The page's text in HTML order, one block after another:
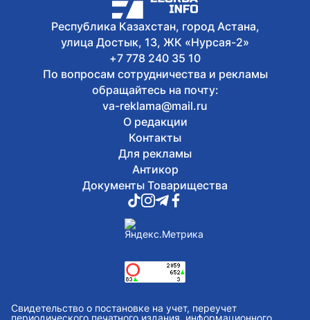
Республика Казахстан, город Астана,
улица Достык, 13, ЖК «Нурсая-2»
+7 778 240 35 10
По вопросам сотрудничества и рекламы
обращайтесь на почту:
va-reklama@mail.ru
О редакции
Контакты
Для рекламы
Антикор
Документы Товарищества
Свидетельство о постановке на учет, переучет
периодического печатного издания, информационного